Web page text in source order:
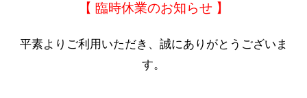
【 臨時休業のお知らせ 】
平素よりご利用いただき、誠にありがとうございま
す。